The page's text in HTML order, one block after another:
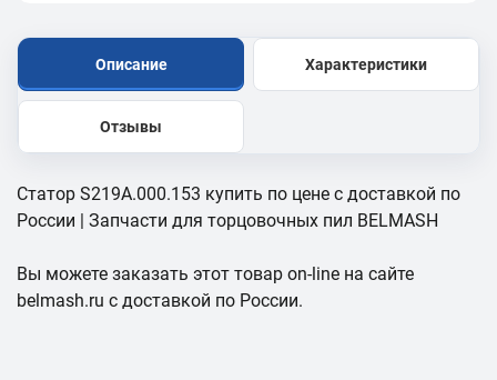
Описание Характеристики
Отзывы
Статор S219A.000.153 купить по цене с доставкой по
России | Запчасти для торцовочных пил BELMASH
Вы можете заказать этот товар on-line на сайте
belmash.ru с доставкой по России.